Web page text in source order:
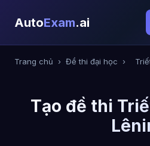
AutoExam.ai
Trang chủ › Đề thi đại học ›
Tạo đề thi